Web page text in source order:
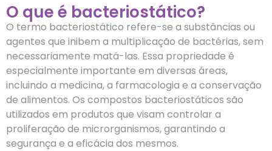
O que é bacteriostático?
O termo bacteriostático refere-se a substâncias ou
agentes que inibem a multiplicação de bactérias, sem
necessariamente matá-las. Essa propriedade é
especialmente importante em diversas áreas,
incluindo a medicina, a farmacologia e a conservação
de alimentos. Os compostos bacteriostáticos são
utilizados em produtos que visam controlar a
proliferação de microrganismos, garantindo a
segurança e a eficácia dos mesmos.